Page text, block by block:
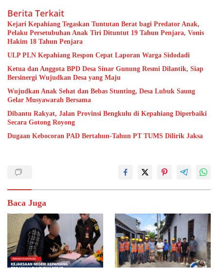
Berita Terkait
Kejari Kepahiang Tegaskan Tuntutan Berat bagi Predator Anak,
Pelaku Persetubuhan Anak Tiri Dituntut 19 Tahun Penjara, Vonis
Hakim 18 Tahun Penjara
ULP PLN Kepahiang Respon Cepat Laporan Warga Sidodadi
Ketua dan Anggota BPD Desa Sinar Gunung Resmi Dilantik, Siap
Bersinergi Wujudkan Desa yang Maju
Wujudkan Anak Sehat dan Bebas Stunting, Desa Lubuk Saung
Gelar Musyawarah Bersama
Dibantu Rakyat, Jalan Provinsi Bengkulu di Kepahiang Diperbaiki
Secara Gotong Royong
Dugaan Kebocoran PAD Bertahun-Tahun PT TUMS Dilirik Jaksa
Baca Juga